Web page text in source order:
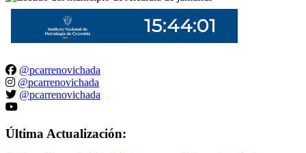
@pcarrenovichada
@pcarrenovichada
@pcarrenovichada
Última Actualización: